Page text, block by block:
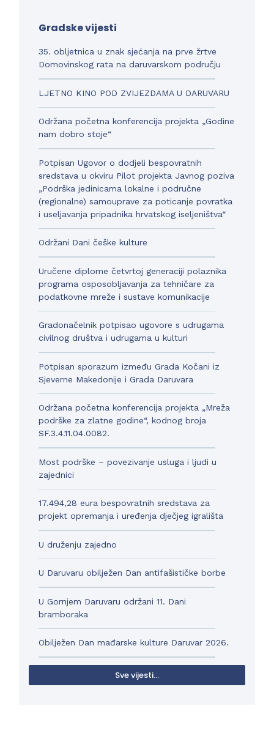
Gradske vijesti
35. obljetnica u znak sjećanja na prve žrtve
Domovinskog rata na daruvarskom području
LJETNO KINO POD ZVIJEZDAMA U DARUVARU
Održana početna konferencija projekta „Godine
nam dobro stoje“
Potpisan Ugovor o dodjeli bespovratnih
sredstava u okviru Pilot projekta Javnog poziva
„Podrška jedinicama lokalne i područne
(regionalne) samouprave za poticanje povratka
i useljavanja pripadnika hrvatskog iseljeništva“
Održani Dani češke kulture
Uručene diplome četvrtoj generaciji polaznika
programa osposobljavanja za tehničare za
podatkovne mreže i sustave komunikacije
Gradonačelnik potpisao ugovore s udrugama
civilnog društva i udrugama u kulturi
Potpisan sporazum između Grada Kočani iz
Sjeverne Makedonije i Grada Daruvara
Održana početna konferencija projekta „Mreža
podrške za zlatne godine“, kodnog broja
SF.3.4.11.04.0082.
Most podrške – povezivanje usluga i ljudi u
zajednici
17.494,28 eura bespovratnih sredstava za
projekt opremanja i uređenja dječjeg igrališta
U druženju zajedno
U Daruvaru obilježen Dan antifašističke borbe
U Gornjem Daruvaru održani 11. Dani
bramboraka
Obilježen Dan mađarske kulture Daruvar 2026.
Sve vijesti...